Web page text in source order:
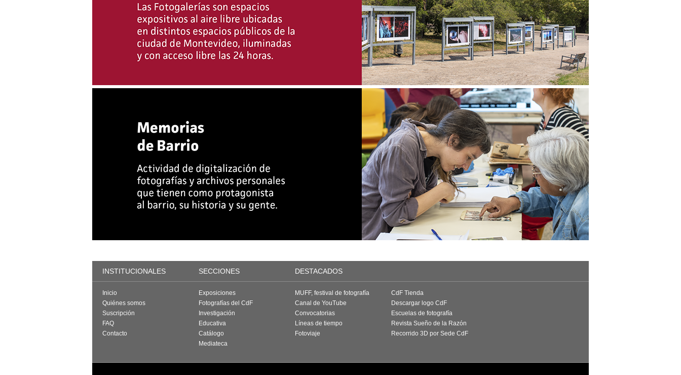
INSTITUCIONALES SECCIONES DESTACADOS
Inicio
Quiénes somos
Suscripción
FAQ
Contacto
Exposiciones
Fotografías del CdF
Investigación
Educativa
Catálogo
Mediateca
MUFF, festival de fotografía
Canal de YouTube
Convocatorias
Líneas de tiempo
Fotoviaje
CdF Tienda
Descargar logo CdF
Escuelas de fotografía
Revista Sueño de la Razón
Recorrido 3D por Sede CdF